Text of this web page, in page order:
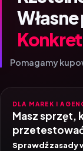
Pomagamy
DLA MAREK I
Masz sprzęt,
Sprawdź zasady